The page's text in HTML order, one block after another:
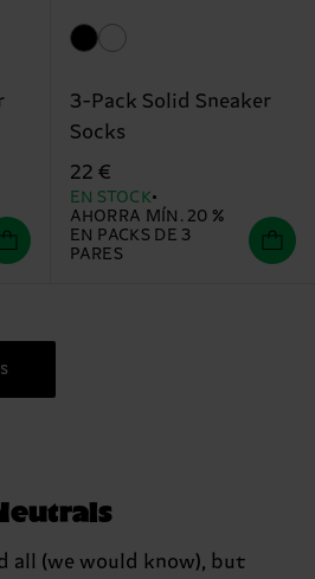
3-Pack Solid Sneaker
Socks
22 €
EN STOCK
AHORRA MÍN. 20 %
EN PACKS DE 3
PARES
all (we would know), but